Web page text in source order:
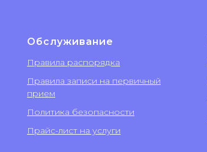
Обслуживание
Правила распорядка
Правила записи на первичный
прием
Политика безопасности
Прайс-лист на услуги